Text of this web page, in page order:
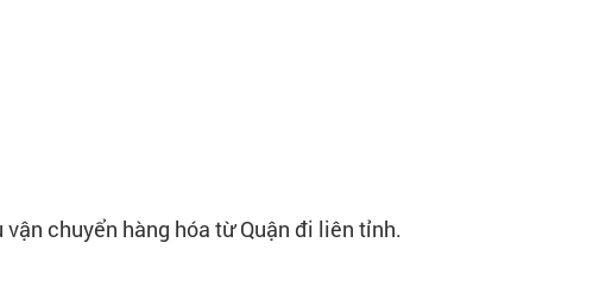
vận chuyển hàng hóa từ Quận đi liên tỉnh.